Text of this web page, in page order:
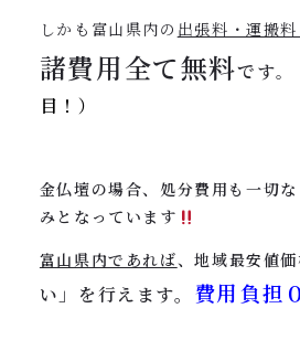
しかも富山県内の 出張料・運搬
諸費用全て無料です。
目！）
金仏壇の場合、処分費用も一切な
みとなっています
富山県内であれば、地域最安値
い」を行えます。 費用負担